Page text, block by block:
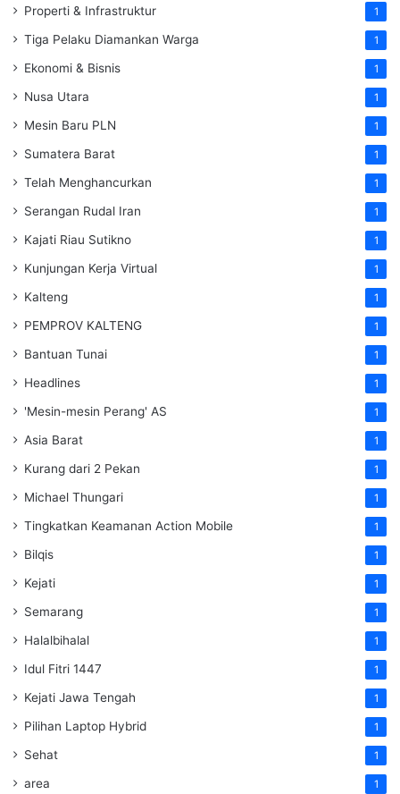
Properti & Infrastruktur 1
Tiga Pelaku Diamankan Warga 1
Ekonomi & Bisnis 1
Nusa Utara 1
Mesin Baru PLN 1
Sumatera Barat 1
Telah Menghancurkan 1
Serangan Rudal Iran 1
Kajati Riau Sutikno 1
Kunjungan Kerja Virtual 1
Kalteng 1
PEMPROV KALTENG 1
Bantuan Tunai 1
Headlines 1
'Mesin-mesin Perang' AS 1
Asia Barat 1
Kurang dari 2 Pekan 1
Michael Thungari 1
Tingkatkan Keamanan Action Mobile 1
Bilqis 1
Kejati 1
Semarang 1
Halalbihalal 1
Idul Fitri 1447 1
Kejati Jawa Tengah 1
Pilihan Laptop Hybrid 1
Sehat 1
area 1